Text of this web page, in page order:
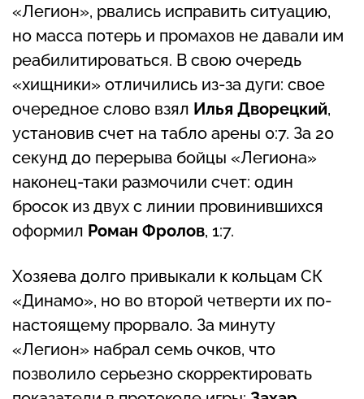
«Легион», рвались исправить ситуацию,
но масса потерь и промахов не давали им
реабилитироваться. В свою очередь
«хищники» отличились из-за дуги: свое
очередное слово взял Илья Дворецкий,
установив счет на табло арены 0:7. За 20
секунд до перерыва бойцы «Легиона»
наконец-таки размочили счет: один
бросок из двух с линии провинившихся
оформил Роман Фролов, 1:7.
Хозяева долго привыкали к кольцам СК
«Динамо», но во второй четверти их по-
настоящему прорвало. За минуту
«Легион» набрал семь очков, что
позволило серьезно скорректировать